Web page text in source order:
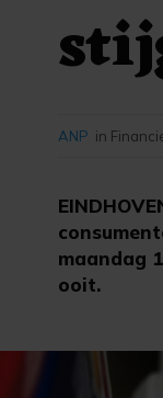
maandag
ooit.
ANP in